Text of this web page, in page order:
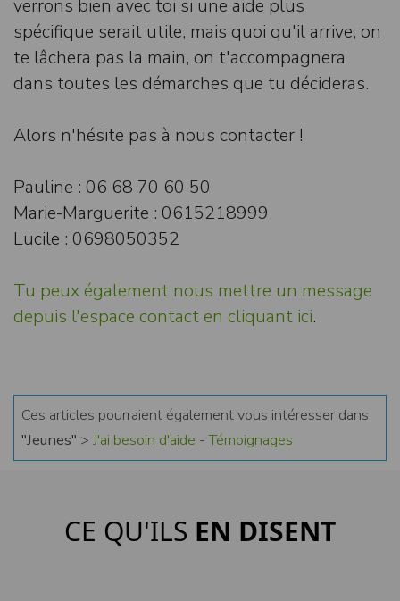
verrons bien avec toi si une aide plus
spécifique serait utile, mais quoi qu'il arrive, on
te lâchera pas la main, on t'accompagnera
dans toutes les démarches que tu décideras.
Alors n'hésite pas à nous contacter !
Pauline : 06 68 70 60 50
Marie-Marguerite : 0615218999
Lucile : 0698050352
Tu peux également nous mettre un message
depuis l'espace contact en cliquant ici.
Ces articles pourraient également vous intéresser dans
"Jeunes" > J'ai besoin d'aide -Témoignages
CE QU'ILS EN DISENT